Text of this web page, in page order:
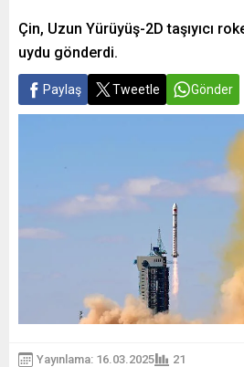
Çin, Uzun Yürüyüş-2D taşıyıcı
uydu gönderdi.
Paylaş Tweetle Gönder
Yayınlama: 16.03.2025 21